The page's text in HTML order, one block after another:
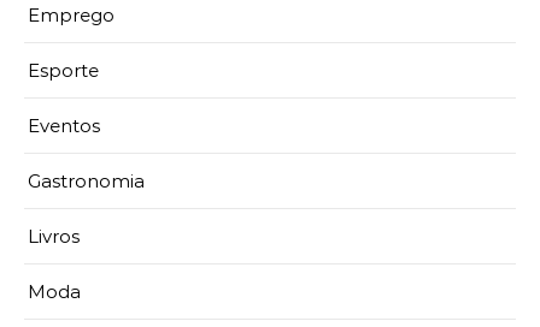
Emprego
Esporte
Eventos
Gastronomia
Livros
Moda